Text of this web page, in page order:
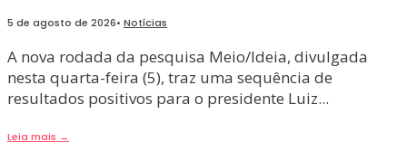
5 de agosto de 2026• Notícias
A nova rodada da pesquisa Meio/Ideia, divulgada
nesta quarta-feira (5), traz uma sequência de
resultados positivos para o presidente Luiz...
Leia mais →